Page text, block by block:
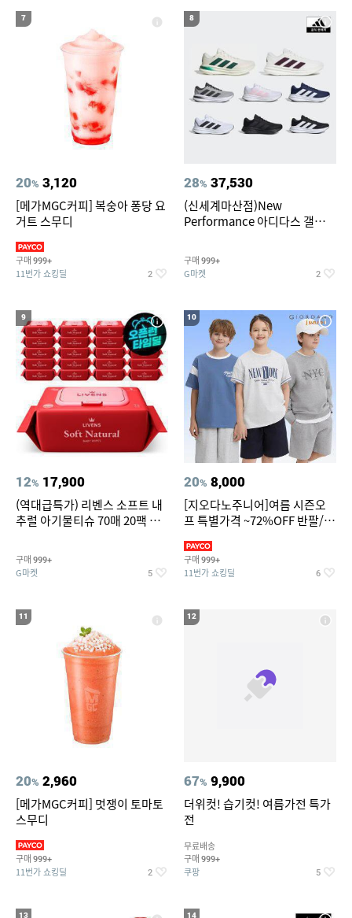
7
20% 3,120
[메가MGC커피] 복숭아 퐁당 요
거트 스무디
구매 999+
11번가 쇼킹딜 2
8
28% 37,530
(신세계마산점)New
Performance 아디다스 갤럭시
구매 999+
G마켓 2
9
12% 17,900
(역대급특가) 리벤스 소프트 내
추럴 아기물티슈 70매 20팩 캡
구매 999+
G마켓 5
10
20% 8,000
[지오다노주니어]여름 시즌오
프 특별가격 ~72%OFF 반팔/반
구매 999+
11번가 쇼킹딜 6
11
20% 2,960
[메가MGC커피] 멋쟁이 토마토
스무디
구매 999+
11번가 쇼킹딜 2
12
67% 9,900
더위컷! 습기컷! 여름가전 특가
전
무료배송
구매 999+
쿠팡 5
13 14